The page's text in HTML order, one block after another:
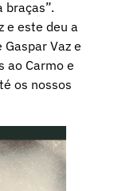
braças”.
e este deu a
Vaz e
ao Carmo e
os nossos